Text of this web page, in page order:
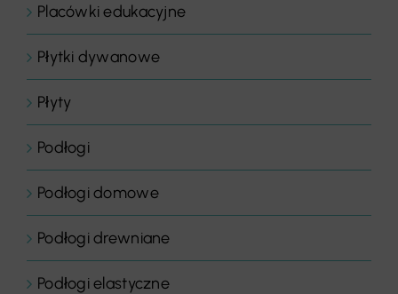
Placówki edukacyjne
Płytki dywanowe
Płyty
Podłogi
Podłogi domowe
Podłogi drewniane
Podłogi elastyczne